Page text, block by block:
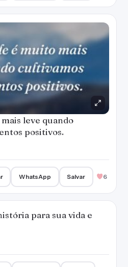
leve quando
positivos.
WhatsApp Salvar 6
para sua vida e